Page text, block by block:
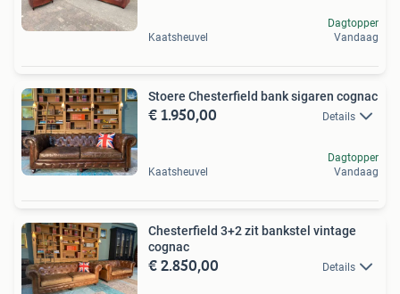
Kaatsheuvel
Dagtopper
Vandaag
Stoere Chesterfield bank sigaren cognac
€ 1.950,00 Details
Kaatsheuvel
Dagtopper
Vandaag
Chesterfield 3+2 zit bankstel vintage
cognac
€ 2.850,00 Details